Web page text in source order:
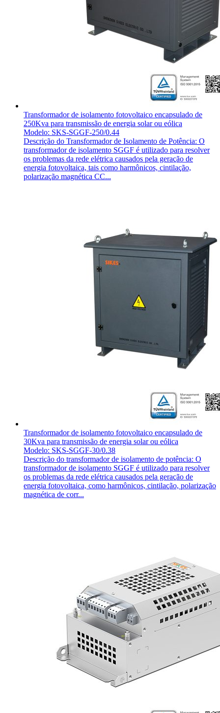
Transformador de isolamento fotovoltaico encapsulado de
250Kva para transmissão de energia solar ou eólica
Modelo: SKS-SGGF-250/0.44
Descrição do Transformador de Isolamento de Potência: O
transformador de isolamento SGGF é utilizado para resolver
os problemas da rede elétrica causados pela geração de
energia fotovoltaica, tais como harmônicos, cintilação,
polarização magnética CC...
Transformador de isolamento fotovoltaico encapsulado de
30Kva para transmissão de energia solar ou eólica
Modelo: SKS-SGGF-30/0.38
Descrição do transformador de isolamento de potência: O
transformador de isolamento SGGF é utilizado para resolver
os problemas da rede elétrica causados pela geração de
energia fotovoltaica, como harmônicos, cintilação, polarização
magnética de corr...